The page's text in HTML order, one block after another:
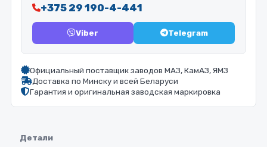
+375 29 190-4-441
Viber Telegram
Официальный поставщик заводов МАЗ, КамАЗ, ЯМЗ
Доставка по Минску и всей Беларуси
Гарантия и оригинальная заводская маркировка
Детали